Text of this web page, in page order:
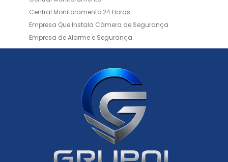
Central Monitoramento 24 Horas
Empresa Que Instala Câmera de Segurança
Empresa de Alarme e Segurança
Empresa de Alarmes
Empresa de Facilities
Empresa de Instalação de Câmeras de Segurança
Empresa de Limpeza e Portaria
Empresas de Limpeza de Condomínios
Empresas de Monitoramento Cftv
Facility Terceirização
Instalação de Cftv
Instalação de Cercas Elétricas Residenciais
Monitoramento de Alarme 24 Horas